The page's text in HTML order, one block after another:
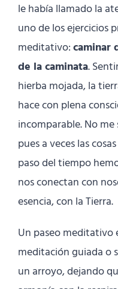
le había llamado la
uno de los ejercicios
meditativo:caminar
de la caminata.
hierba mojada, la
hace con plena
incomparable. No
pues a veces las
paso del tiempo
nos conectan con
esencia, con la Tierra.
Un paseo meditativo
meditación guiada o
un arroyo, dejando